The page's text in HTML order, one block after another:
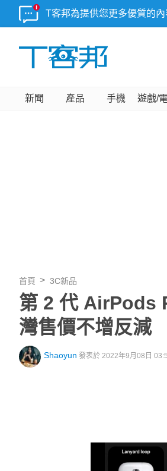
T客邦為提供您更多優質的
新聞 產品 手機 遊戲/
首頁 3C新品
第 2 代 AirPods
灣售價不增反減
Shaoyun 發表於 2022年9月08日